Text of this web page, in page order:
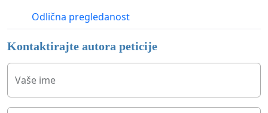
Odlična pregledanost
Kontaktirajte autora peticije
Vaše ime